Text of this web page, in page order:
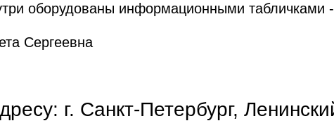
оборудованы информационными табличками
Сергеевна
г. Санкт-Петербург,